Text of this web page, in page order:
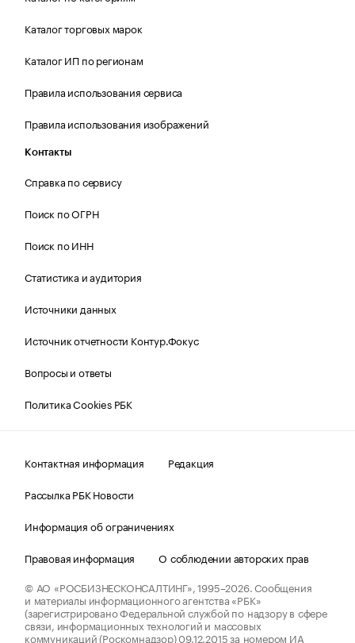
Каталог торговых марок
Каталог ИП по регионам
Правила использования сервиса
Правила использования изображений
Контакты
Справка по сервису
Поиск по ОГРН
Поиск по ИНН
Статистика и аудитория
Источники данных
Источник отчетности Контур.Фокус
Вопросы и ответы
Политика Cookies РБК
Контактная информация
Редакция
Рассылка РБК Новости
Информация об ограничениях
Правовая информация
О соблюдении авторских прав
© АО «РОСБИЗНЕСКОНСАЛТИНГ»,1995–2026.Сообщения
и материалы информационного агентства «РБК»
(зарегистрировано Федеральной службой по надзору в сфере
связи, информационных технологий и массовых
коммуникаций (Роскомнадзор) 09.12.2015 за номером ИА